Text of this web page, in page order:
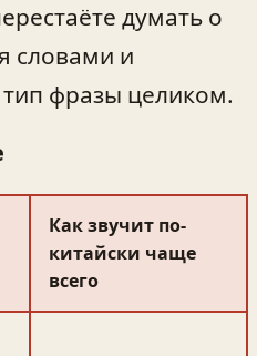
думать о
словами и
фразы целиком.
Как звучит по-
китайски чаще
всего